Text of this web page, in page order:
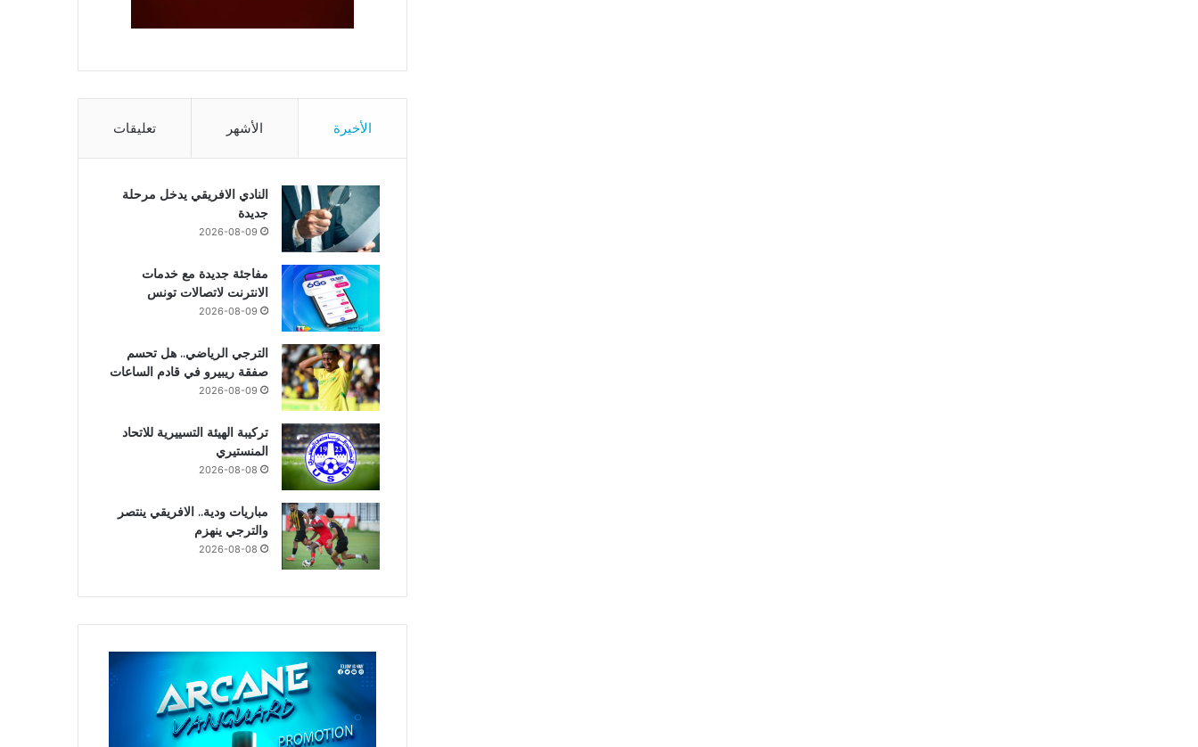
الأخيرة الأشهر تعليقات
النادي الافريقي يدخل مرحلة
جديدة
2026-08-09
مفاجئة جديدة مع خدمات
الانترنت لاتصالات تونس
2026-08-09
الترجي الرياضي.. هل تحسم
صفقة ريبيرو في قادم الساعات
2026-08-09
تركيبة الهيئة التسييرية للاتحاد
المنستيري
2026-08-08
مباريات ودية.. الافريقي ينتصر
والترجي ينهزم
2026-08-08